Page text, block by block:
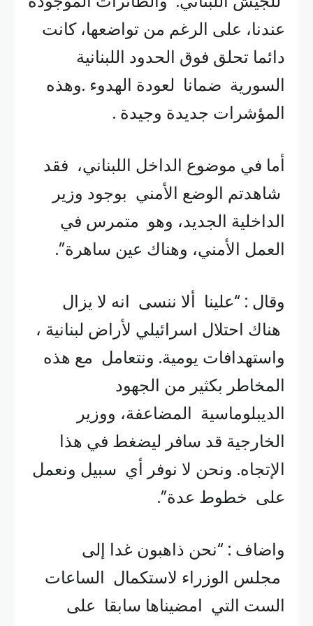
عندنا، على الرغم من تواضعها، كانت
دائما تحلق فوق الحدود اللبنانية
السورية ضمانا لعودة الهدوء .وهذه
المؤشرات جديدة وجيدة .
أما في موضوع الداخل اللبناني، فقد
شاهدتم الوضع الأمني بوجود وزير
الداخلية الجديد، وهو متمرس في
العمل الأمني، وهناك عين ساهرة”.
وقال : “علينا ألا ننسى انه لا يزال
هناك احتلال اسرائيلي لأراض لبنانية ،
واستهدافات يومية. ونتعامل مع هذه
المخاطر بكثير من الجهود
الديبلوماسية المضاعفة، ووزير
الخارجية قد سافر ليضغط في هذا
الإتجاه. ونحن لا نوفر أي سبيل ونعمل
على خطوط عدة”.
واضاف : “نحن ذاهبون غدا إلى
مجلس الوزراء لاستكمال الساعات
الست التي امضيناها سابقا على